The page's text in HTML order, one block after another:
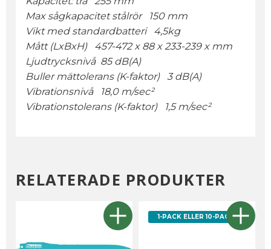
Max sågkapacitet stålrör 150 mm
Vikt med standardbatteri 4,5kg
Mått (LxBxH) 457-472 x 88 x 233-239 x mm
Ljudtrycksnivå 85 dB(A)
Buller mättolerans (K-faktor) 3 dB(A)
Vibrationsnivå 18,0 m/sec²
Vibrationstolerans (K-faktor) 1,5 m/sec²
RELATERADE PRODUKTER
1-PACK ELLER 10-PACK